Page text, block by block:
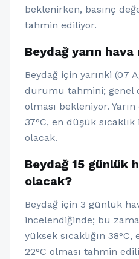
beklenirken, basınç
tahmin ediliyor.
Beydağ yarın
Beydağ için yarınki (07
durumu tahmini; genel
olması bekleniyor.
37°C, en düşük
olacak.
Beydağ 15 günlük
olacak?
Beydağ için 3 günlük
incelendiğinde; bu
yüksek sıcaklığın 38°C,
22°C olması tahmin